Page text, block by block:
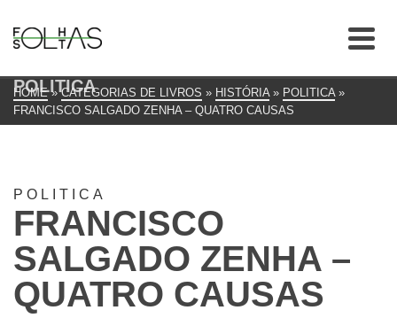
POLITICA
HOME » CATEGORIAS DE LIVROS » HISTÓRIA » POLITICA »
FRANCISCO SALGADO ZENHA – QUATRO CAUSAS
POLITICA
FRANCISCO
SALGADO ZENHA –
QUATRO CAUSAS